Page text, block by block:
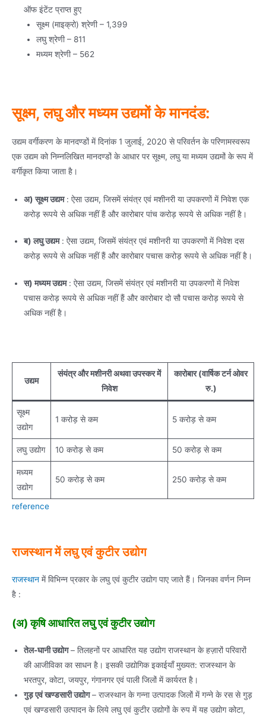
ऑफ इंटेंट प्राप्त हुए
सूक्ष्म (माइक्रो) श्रेणी – 1,399
लघु श्रेणी – 811
मध्यम श्रेणी – 562
सूक्ष्म, लघु और मध्यम उद्यमों के मानदंड:
उद्यम वर्गीकरण के मानदण्डों में दिनांक 1 जुलाई, 2020 से परिवर्तन के परिणामस्वरूप
एक उद्यम को निम्नलिखित मानदण्डों के आधार पर सूक्ष्म, लघु या मध्यम उद्यमों के रूप में
वर्गीकृत किया जाता है।
अ) सूक्ष्म उद्यम: ऐसा उद्यम, जिसमें संयंत्र एवं मशीनरी या उपकरणों में निवेश एक
करोड़ रूपये से अधिक नहीं हैं और कारोबार पांच करोड़ रूपये से अधिक नहीं है।
ब) लघु उद्यम: ऐसा उद्यम, जिसमें संयंत्र एवं मशीनरी या उपकरणों में निवेश दस
करोड़ रूपये से अधिक नहीं हैं और कारोबार पचास करोड़ रूपये से अधिक नहीं है।
स) मध्यम उद्यम: ऐसा उद्यम, जिसमें संयंत्र एवं मशीनरी या उपकरणों में निवेश
पचास करोड़ रूपये से अधिक नहीं हैं और कारोबार दो सौ पचास करोड़ रूपये से
अधिक नहीं है।
उद्यम
संयंत्र और मशीनरी अथवा उपस्कर में
निवेश
कारोबार (वार्षिक टर्न ओवर
रु.)
सूक्ष्म
उद्योग
1 करोड़ से कम 5 करोड़ से कम
लघु उद्योग 10 करोड़ से कम 50 करोड़ से कम
मध्यम
उद्योग
50 करोड़ से कम 250 करोड़ से कम
reference
राजस्थान में लघु एवं कुटीर उद्योग
राजस्थान में विभिन्न प्रकार के लघु एवं कुटीर उद्योग पाए जाते हैं। जिनका वर्णन निम्न
है :
(अ) कृषि आधारित लघु एवं कुटीर उद्योग
तेल-घानी उद्योग– तिलहनों पर आधारित यह उद्योग राजस्थान के हज़ारों परिवारों
की आजीविका का साधन है। इसकी उद्योगिक इकाईयाँ मुख्यत: राजस्थान के
भरतपुर, कोटा, जयपुर, गंगानगर एवं पाली जिलों में कार्यरत है।
गुड़ एवं खण्डसारी उद्योग– राजस्थान के गन्ना उत्पादक जिलों में गन्ने के रस से गुड़
एवं खण्डसारी उत्पादन के लिये लघु एवं कुटीर उद्योगों के रुप में यह उद्योग कोटा,